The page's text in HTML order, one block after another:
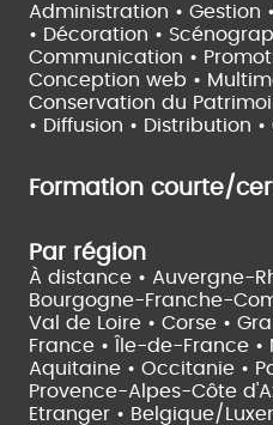
Administration • Gestion
• Décoration •
Communication •
Conception web •
Conservation du
• Diffusion • Distribution
Formation courte/
Par région
À distance • Auvergne-
Bourgogne-Franche-
Val de Loire • Corse •
France •
Île-de-France •
Aquitaine • Occitanie •
Provence-Alpes-Côte
Etranger • Belgique/